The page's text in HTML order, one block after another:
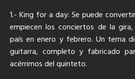
1.- King for a day: Se puede
empiecen los conciertos de la
país en enero y febrero. Un tema
guitarra, completo y fabricado
acérrimos del quinteto.